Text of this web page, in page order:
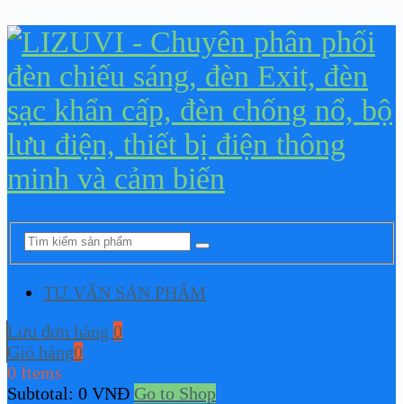
TƯ VẤN SẢN PHẨM
Lưu đơn hàng 0
Giỏ hàng0
0 Items
Subtotal: 0 VNĐ Go to Shop